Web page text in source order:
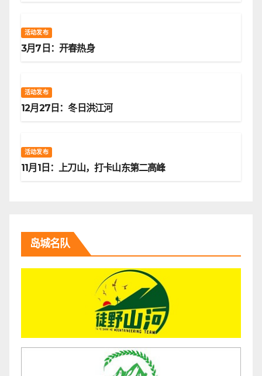
活动发布
3月7日：开春热身
活动发布
12月27日：冬日洪江河
活动发布
11月1日：上刀山，打卡山东第二高峰
岛城名队